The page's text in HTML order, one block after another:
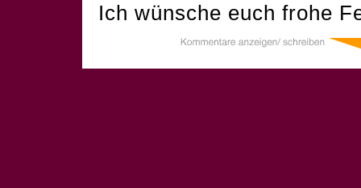
Ich wünsche euch frohe